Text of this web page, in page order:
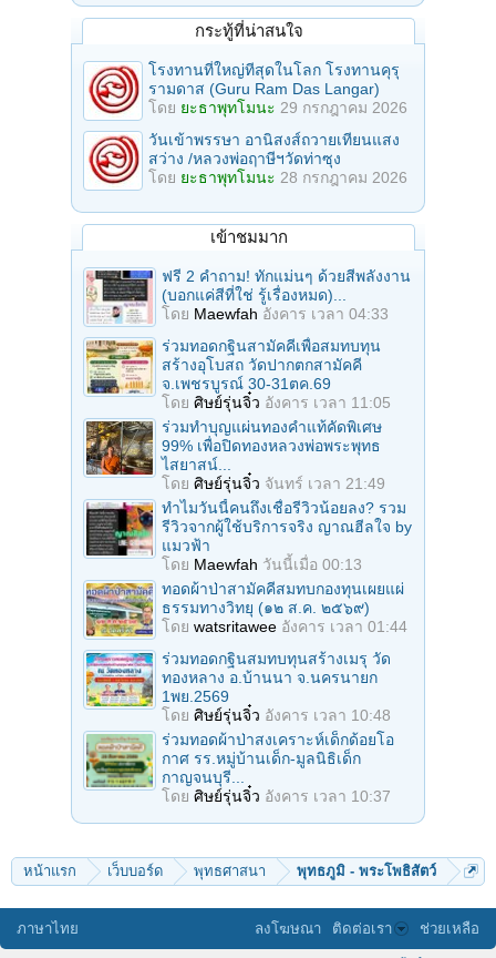
กระทู้ที่น่าสนใจ
โรงทานที่ใหญ่ทีสุดในโลก โรงทานคุรุ
รามดาส (Guru Ram Das Langar)
โดย ยะธาพุทโมนะ 29 กรกฎาคม 2026
วันเข้าพรรษา อานิสงส์ถวายเทียนแสง
สว่าง /หลวงพ่อฤาษีฯวัดท่าซุง
โดย ยะธาพุทโมนะ 28 กรกฎาคม 2026
เข้าชมมาก
ฟรี 2 คำถาม! ทักแม่นๆ ด้วยสีพลังงาน
(บอกแค่สีที่ใช่ รู้เรื่องหมด)...
โดย Maewfah อังคาร เวลา 04:33
ร่วมทอดกฐินสามัคคีเพื่อสมทบทุน
สร้างอุโบสถ วัดปากตกสามัคคี
จ.เพชรบูรณ์ 30-31ตค.69
โดย ศิษย์รุ่นจิ๋ว อังคาร เวลา 11:05
ร่วมทําบุญแผ่นทองคำแท้คัดพิเศษ
99% เพื่อปิดทองหลวงพ่อพระพุทธ
ไสยาสน์...
โดย ศิษย์รุ่นจิ๋ว จันทร์ เวลา 21:49
ทำไมวันนี้คนถึงเชื่อรีวิวน้อยลง? รวม
รีวิวจากผู้ใช้บริการจริง ญาณฮีลใจ by
แมวฟ้า
โดย Maewfah วันนี้เมื่อ 00:13
ทอดผ้าป่าสามัคคีสมทบกองทุนเผยแผ่
ธรรมทางวิทยุ (๑๒ ส.ค. ๒๕๖๙)
โดย watsritawee อังคาร เวลา 01:44
ร่วมทอดกฐินสมทบทุนสร้างเมรุ วัด
ทองหลาง อ.บ้านนา จ.นครนายก
1พย.2569
โดย ศิษย์รุ่นจิ๋ว อังคาร เวลา 10:48
ร่วมทอดผ้าป่าสงเคราะห์เด็กด้อยโอ
กาศ รร.หมู่บ้านเด็ก-มูลนิธิเด็ก
กาญจนบุรี...
โดย ศิษย์รุ่นจิ๋ว อังคาร เวลา 10:37
หน้าแรก เว็บบอร์ด พุทธศาสนา พุทธภูมิ - พระโพธิสัตว์
ภาษาไทย ลงโฆษณา ติดต่อเรา ช่วยเหลือ